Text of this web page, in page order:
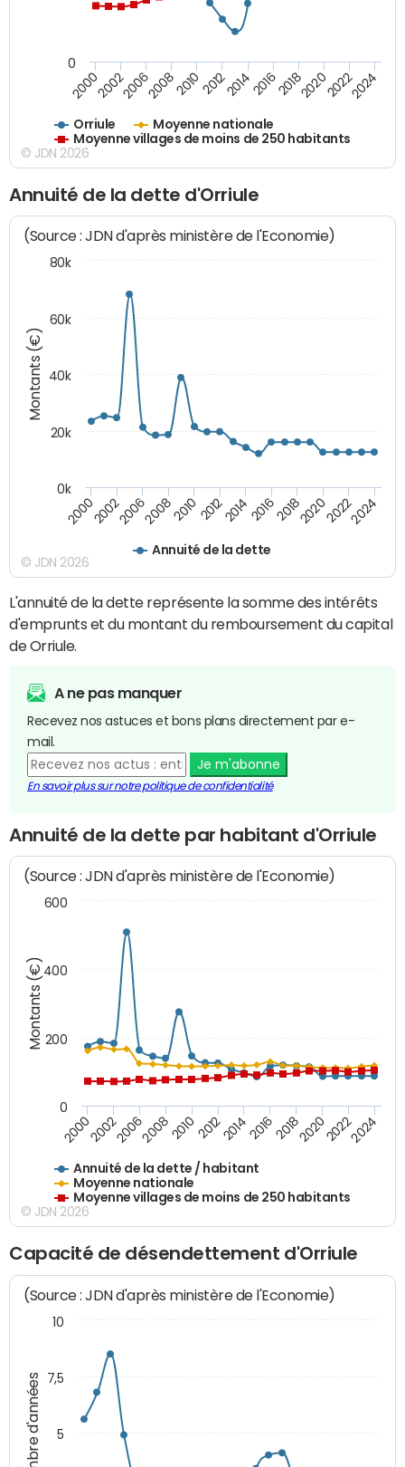
Orriule
Moyenne nationale
Moyenne villages de moins de 250 habitants
200020022006200820102012201420162018202020222024
0
© JDN 2026
Annuité de la dette d'Orriule
Montants (€)
(Source : JDN d'après ministère de l'Economie)
Annuité de la dette
20002002200620082010 2012201420162018202020222024
0k
20k
40k
60k
80k
© JDN 2026
L'annuité de la dette représente la somme des intérêts
d'emprunts et du montant du remboursement du capital
de Orriule.
A ne pas manquer
Recevez nos astuces et bons plans directement par e-
mail.
Je m'abonne
En savoir plus sur notre politique de confidentialité
Annuité de la dette par habitant d'Orriule
Montants (€)
(Source : JDN d'après ministère de l'Economie)
Annuité de la dette / habitant
Moyenne nationale
Moyenne villages de moins de 250 habitants
200020022006200820102012201420162018202020222024
0
200
400
600
© JDN 2026
Capacité de désendettement d'Orriule
Nombre d'années
(Source : JDN d'après ministère de l'Economie)
5
7,5
10